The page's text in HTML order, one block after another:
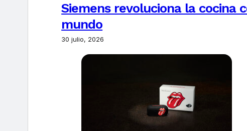
Siemens revoluciona la cocina
mundo
30 julio, 2026